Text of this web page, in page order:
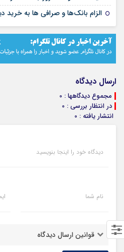
الزام بانک‌ها و صرافی ها به خرید
ارسال دیدگاه
مجموع دیدگاهها : 0
در انتظار بررسی : 0
انتشار یافته : 0
دیدگاه خود را اینجا بنویسید
نام شما
قوانین ارسال دیدگاه